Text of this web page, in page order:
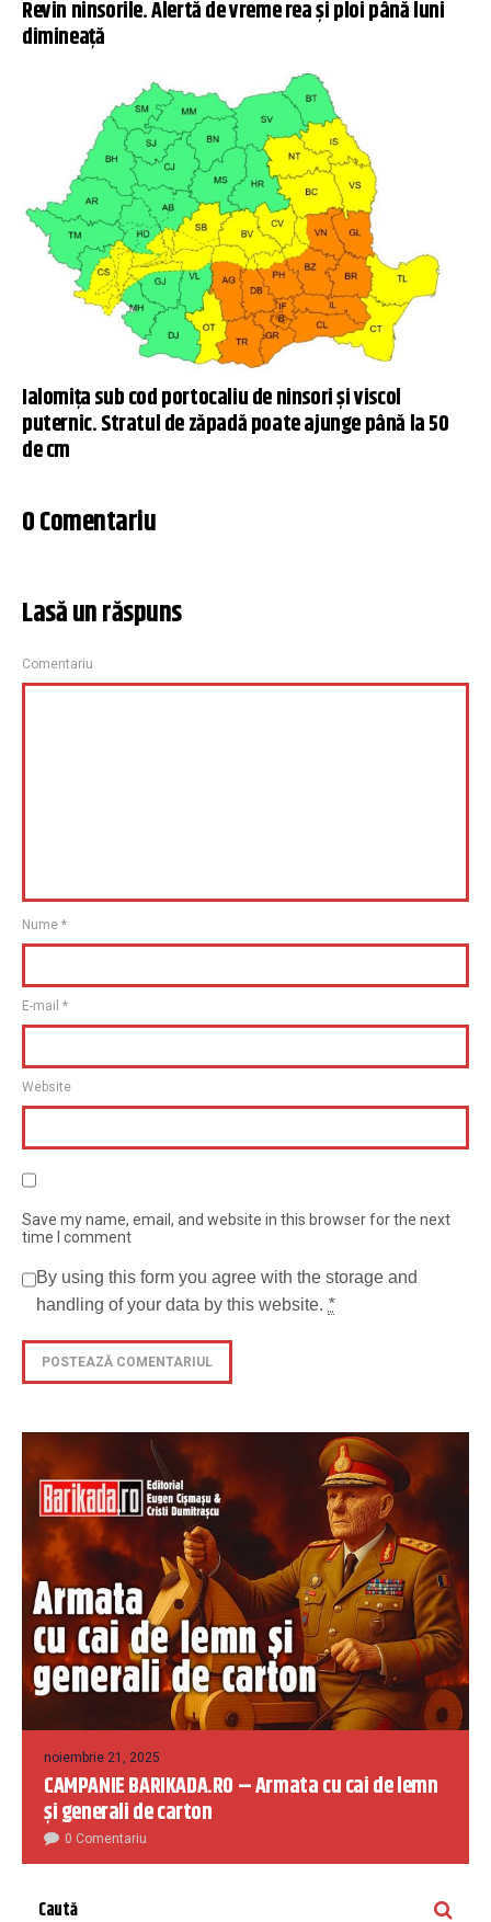
Revin ninsorile. Alertă de vreme rea și ploi până luni
dimineață
Ialomiţa sub cod portocaliu de ninsori și viscol
puternic. Stratul de zăpadă poate ajunge până la 50
de cm
0 Comentariu
Lasă un răspuns
Comentariu
Nume *
E-mail *
Website
Save my name, email, and website in this browser for the next
time I comment
By using this form you agree with the storage and
handling of your data by this website. *
noiembrie 21, 2025
CAMPANIE BARIKADA.RO – Armata cu cai de lemn
și generali de carton
0 Comentariu